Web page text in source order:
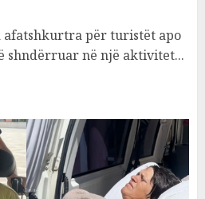
për turistët apo
shndërruar në një aktivitet...